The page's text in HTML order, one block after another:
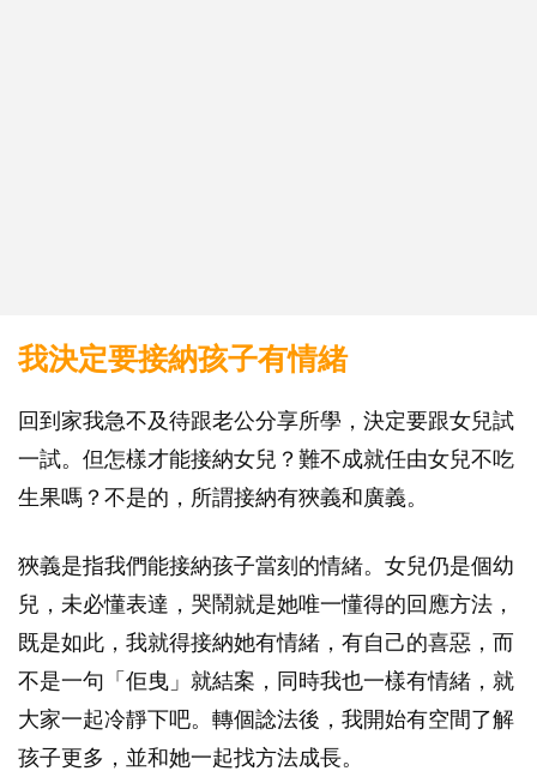
我決定要接納孩子有情緒
回到家我急不及待跟老公分享所學，決定要跟女兒試
一試。但怎樣才能接納女兒？難不成就任由女兒不吃
生果嗎？不是的，所謂接納有狹義和廣義。
狹義是指我們能接納孩子當刻的情緒。女兒仍是個幼
兒，未必懂表達，哭鬧就是她唯一懂得的回應方法，
既是如此，我就得接納她有情緒，有自己的喜惡，而
不是一句「佢曳」就結案，同時我也一樣有情緒，就
大家一起冷靜下吧。轉個諗法後，我開始有空間了解
孩子更多，並和她一起找方法成長。